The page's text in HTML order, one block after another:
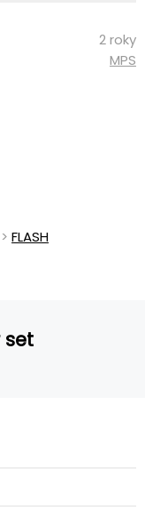
2 roky
MPS
FLASH
set